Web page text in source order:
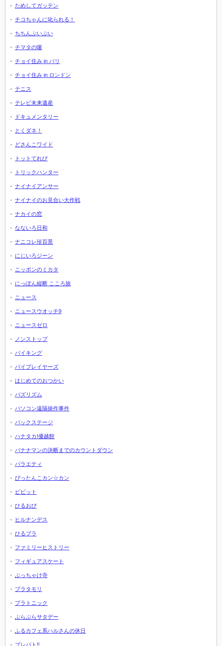
ためしてガッテン
チコちゃんに叱られる！
ちちんぷいぷい
チマタの噺
チョイ住み in パリ
チョイ住み in ロンドン
テニス
テレビ未来遺産
ドキュメンタリー
とくダネ！
どさんこワイド
トットてれび
トリックハンター
ナイナイアンサー
ナイナイのお見合い大作戦
ナカイの窓
なないろ日和
ナニコレ珍百景
にじいろジーン
ニッポンのミカタ
にっぽん縦断 こころ旅
ニュース
ニュースウオッチ9
ニュースゼロ
ノンストップ
バイキング
バイプレイヤーズ
はじめてのおつかい
バズリズム
パソコン遠隔操作事件
バックステージ
ハナタカ!優越館
バナナマンの決断までのカウントダウン
バラエティ
ぴったんこカン☆カン
ビビット
ひるおび
ヒルナンデス
ひるブラ
ファミリーヒストリー
フィギュアスケート
ぶっちゃけ寺
ブラタモリ
プラトニック
ぶらぶらサタデー
ふるカフェ系ハルさんの休日
プレバト!!